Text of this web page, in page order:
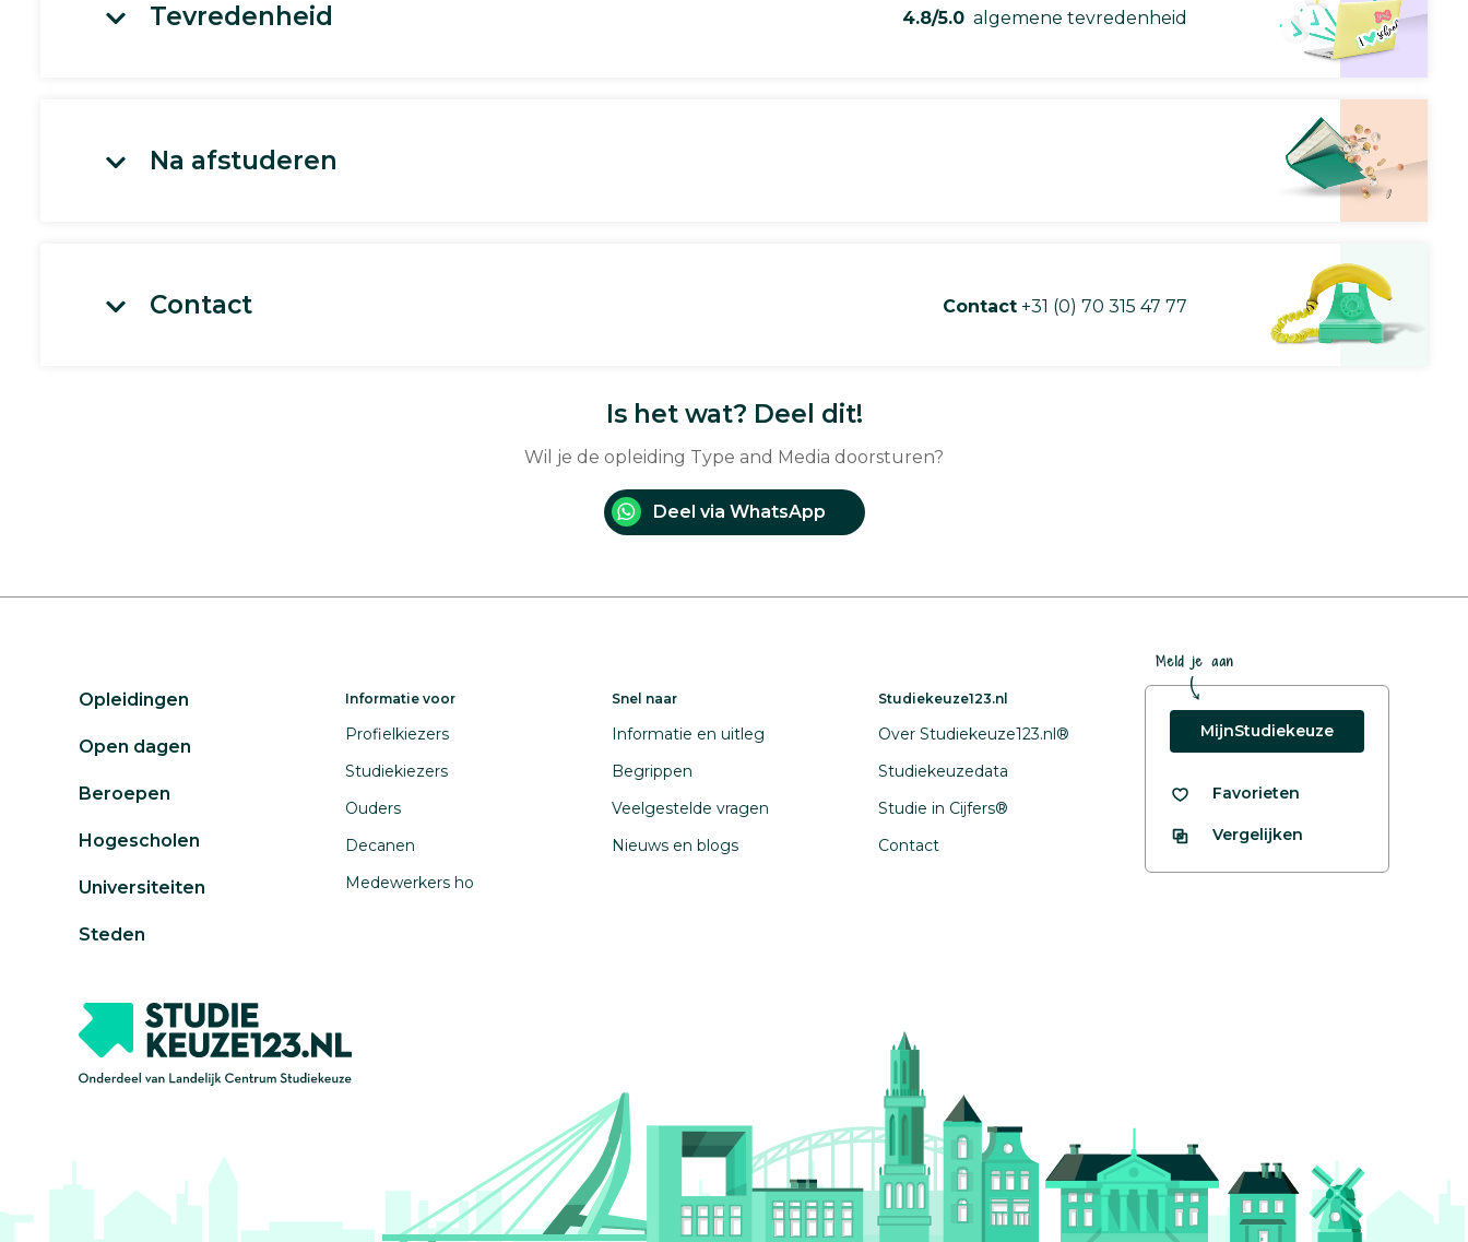
Tevredenheid 4.8/5.0 algemene tevredenheid
Na afstuderen
Contact Contact +31 (0) 70 315 47 77
Is het wat? Deel dit!
Wil je de opleiding Type and Media doorsturen?
Deel via WhatsApp
Opleidingen
Open dagen
Beroepen
Hogescholen
Universiteiten
Steden
Informatie voor
Profielkiezers
Studiekiezers
Ouders
Decanen
Medewerkers ho
Snel naar
Informatie en uitleg
Begrippen
Veelgestelde vragen
Nieuws en blogs
Studiekeuze123.nl
Over Studiekeuze123.nl®
Studiekeuzedata
Studie in Cijfers®
Contact
Meld je aan
MijnStudiekeuze
Favorieten
Vergelijken